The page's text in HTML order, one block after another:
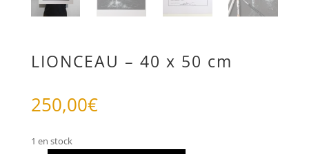
LIONCEAU – 40 x 50 cm
250,00€
1 en stock